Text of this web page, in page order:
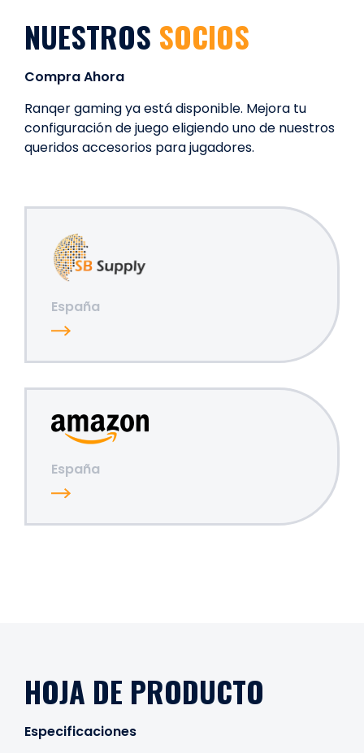
NUESTROS SOCIOS
Compra Ahora
Ranqer gaming ya está disponible. Mejora tu
configuración de juego eligiendo uno de nuestros
queridos accesorios para jugadores.
España
España
HOJA DE PRODUCTO
Especificaciones